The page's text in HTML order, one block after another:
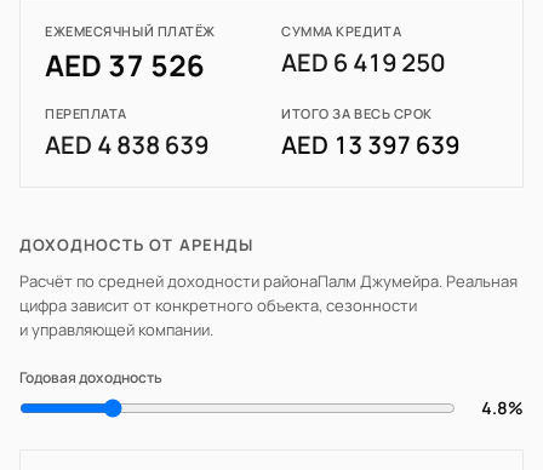
ЕЖЕМЕСЯЧНЫЙ ПЛАТЁЖ
AED 37 526
СУММА КРЕДИТА
AED 6 419 250
ПЕРЕПЛАТА
AED 4 838 639
ИТОГО ЗА ВЕСЬ СРОК
AED 13 397 639
ДОХОДНОСТЬ ОТ АРЕНДЫ
Расчёт по средней доходности районаПалм Джумейра. Реальная
цифра зависит от конкретного объекта, сезонности
и управляющей компании.
Годовая доходность
4.8%